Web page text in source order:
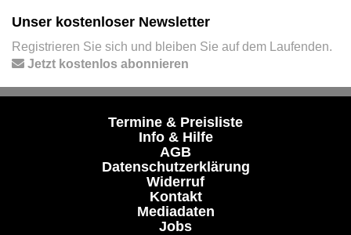
Unser kostenloser Newsletter
Registrieren Sie sich und bleiben Sie auf dem Laufenden.
Jetzt kostenlos abonnieren
Termine & Preisliste
Info & Hilfe
AGB
Datenschutzerklärung
Widerruf
Kontakt
Mediadaten
Jobs